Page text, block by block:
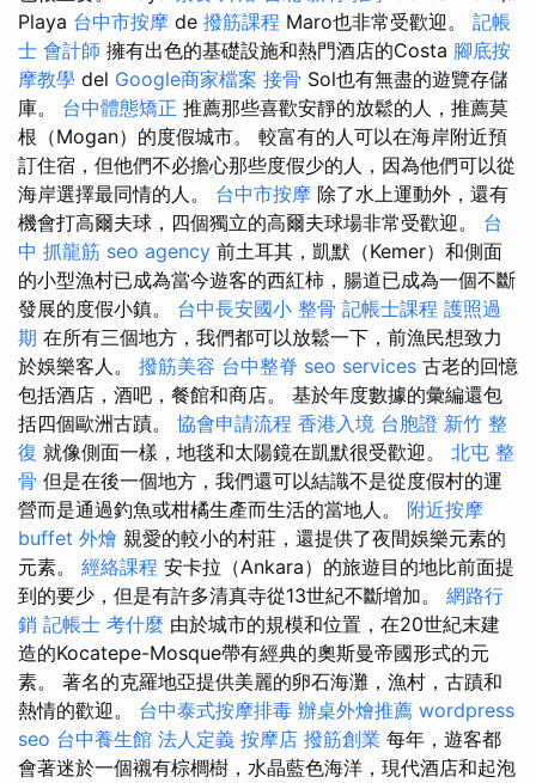
Playa 台中市按摩 de 撥筋課程 Maro也非常受歡迎。 記帳
士 會計師 擁有出色的基礎設施和熱門酒店的Costa 腳底按
摩教學 del Google商家檔案 接骨 Sol也有無盡的遊覽存儲
庫。 台中體態矯正 推薦那些喜歡安靜的放鬆的人，推薦莫
根（Mogan）的度假城市。 較富有的人可以在海岸附近預
訂住宿，但他們不必擔心那些度假少的人，因為他們可以從
海岸選擇最同情的人。 台中市按摩 除了水上運動外，還有
機會打高爾夫球，四個獨立的高爾夫球場非常受歡迎。 台
中 抓龍筋 seo agency 前土耳其，凱默（Kemer）和側面
的小型漁村已成為當今遊客的西紅柿，腸道已成為一個不斷
發展的度假小鎮。 台中長安國小 整骨 記帳士課程 護照過
期 在所有三個地方，我們都可以放鬆一下，前漁民想致力
於娛樂客人。 撥筋美容 台中整脊 seo services 古老的回憶
包括酒店，酒吧，餐館和商店。 基於年度數據的彙編還包
括四個歐洲古蹟。 協會申請流程 香港入境 台胞證 新竹 整
復 就像側面一樣，地毯和太陽鏡在凱默很受歡迎。 北屯 整
骨 但是在後一個地方，我們還可以結識不是從度假村的運
營而是通過釣魚或柑橘生產而生活的當地人。 附近按摩
buffet 外燴 親愛的較小的村莊，還提供了夜間娛樂元素的
元素。 經絡課程 安卡拉（Ankara）的旅遊目的地比前面提
到的要少，但是有許多清真寺從13世紀不斷增加。 網路行
銷 記帳士 考什麼 由於城市的規模和位置，在20世紀末建
造的Kocatepe-Mosque帶有經典的奧斯曼帝國形式的元
素。 著名的克羅地亞提供美麗的卵石海灘，漁村，古蹟和
熱情的歡迎。 台中泰式按摩排毒 辦桌外燴推薦 wordpress
seo 台中養生館 法人定義 按摩店 撥筋創業 每年，遊客都
會著迷於一個襯有棕櫚樹，水晶藍色海洋，現代酒店和起泡